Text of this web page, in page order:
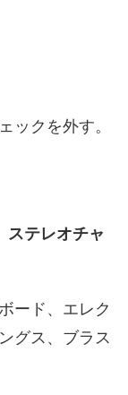
ックを外す。
ステレオチャ
ード、エレク
グス、ブラス